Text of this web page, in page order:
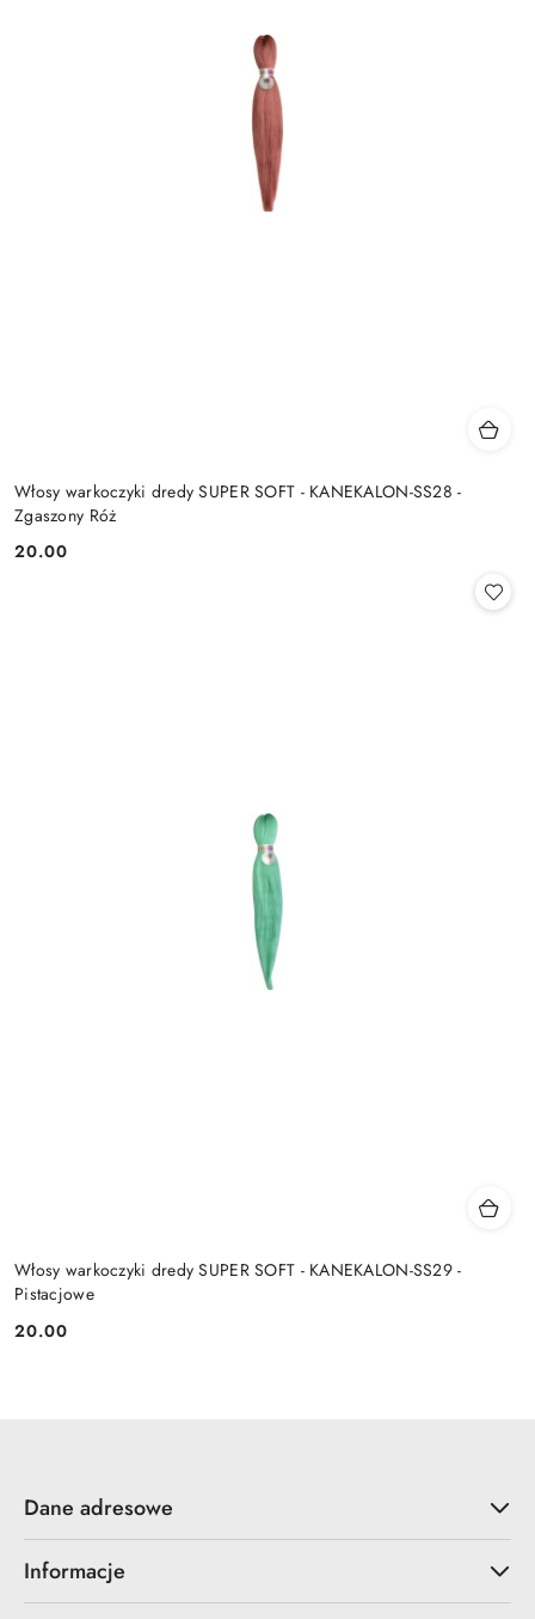
Włosy warkoczyki dredy SUPER SOFT - KANEKALON-SS28 -
Zgaszony Róż
Cena:
20.00
Włosy warkoczyki dredy SUPER SOFT - KANEKALON-SS29 -
Pistacjowe
Cena:
20.00
Dane adresowe
Informacje